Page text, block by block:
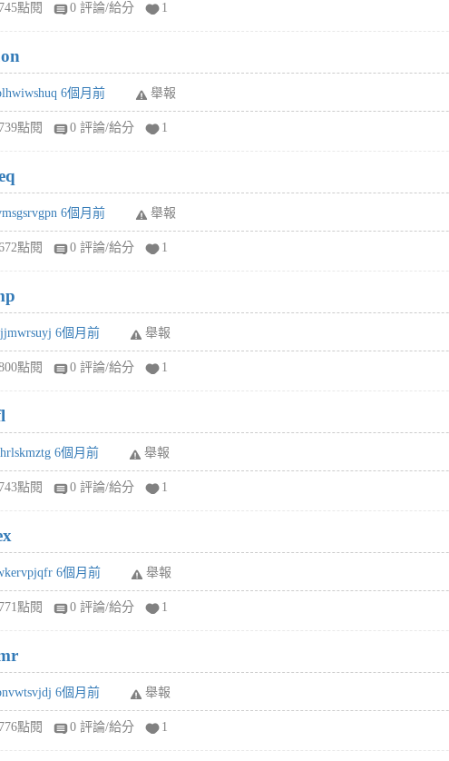
745點閱 0 評論/給分 1
6個月前 舉報
739點閱 0 評論/給分 1
6個月前 舉報
點閱 0 評論/給分 1
6個月前 舉報
點閱 0 評論/給分 1
6個月前 舉報
743點閱 0 評論/給分 1
6個月前 舉報
771點閱 0 評論/給分 1
6個月前 舉報
776點閱 0 評論/給分 1